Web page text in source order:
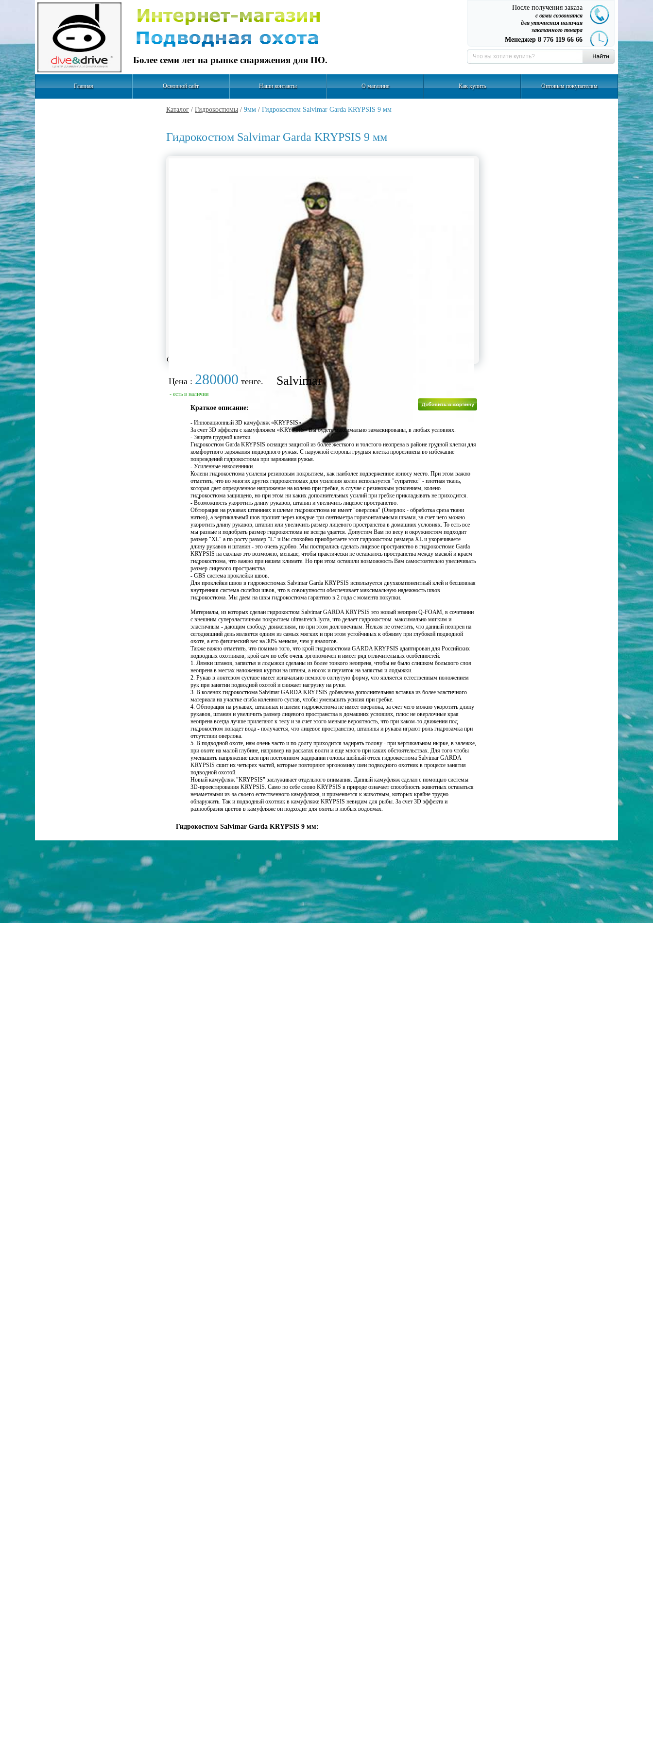
После получения заказа
с вами созвонятся
для уточнения наличия
заказанного товара
Менеджер 8 776 119 66 66
Более семи лет на рынке снаряжения для ПО.
Главная Основной сайт Наши контакты О магазине Как купить Оптовым покупателям
Каталог / Гидрокостюмы / 9мм / Гидрокостюм Salvimar Garda KRYPSIS 9 мм
Гидрокостюм Salvimar Garda KRYPSIS 9 мм
фотографии не загружены.
Краткое описание:
- Инновационный 3D камуфляж «KRYPSIS»
За счет 3D эффекта с камуфляжем «KRYPSIS» Вы будете максимально замаскированы, в любых условиях.
- Защита грудной клетки.
Гидрокостюм Garda KRYPSIS оснащен защитой из более жесткого и толстого неопрена в районе грудной клетки для
комфортного заряжания подводного ружья. С наружной стороны грудная клетка прорезинена во избежание
повреждений гидрокостюма при заряжании ружья.
- Усиленные наколенники.
Колени гидрокостюма усилены резиновым покрытием, как наиболее подверженное износу место. При этом важно
отметить, что во многих других гидрокостюмах для усиления колен используется "супратекс" - плотная ткань,
которая дает определенное напряжение на колено при гребке, в случае с резиновым усилением, колено
гидрокостюма защищено, но при этом ни каких дополнительных усилий при гребке прикладывать не приходится.
- Возможность укоротить длину рукавов, штанин и увеличить лицевое пространство.
Обтюрация на рукавах штанинах и шлеме гидрокостюма не имеет "оверлока" (Оверлок - обработка среза ткани
нитью), а вертикальный шов прошит через каждые три сантиметра горизонтальными швами, за счет чего можно
укоротить длину рукавов, штанин или увеличить размер лицевого пространства в домашних условиях. То есть все
мы разные и подобрать размер гидрокостюма не всегда удается. Допустим Вам по весу и окружностям подходит
размер "XL" а по росту размер "L" и Вы спокойно приобретаете этот гидрокостюм размера XL и укорачиваете
длину рукавов и штанин - это очень удобно. Мы постарались сделать лицевое пространство в гидрокостюме Garda
KRYPSIS на сколько это возможно, меньше, чтобы практически не оставалось пространства между маской и краем
гидрокостюма, что важно при нашем климате. Но при этом оставили возможность Вам самостоятельно увеличивать
размер лицевого пространства.
- GBS система проклейки швов.
Для проклейки швов в гидрокостюмах Salvimar Garda KRYPSIS используется двухкомпонентный клей и бесшовная
внутренняя система склейки швов, что в совокупности обеспечивает максимальную надежность швов
гидрокостюма. Мы даем на швы гидрокостюма гарантию в 2 года с момента покупки.
Материалы, из которых сделан гидрокостюм Salvimar GARDA KRYPSIS это новый неопрен Q-FOAM, в сочетании
с внешним суперэластичным покрытием ultrastretch-lycra, что делает гидрокостюм максимально мягким и
эластичным - дающим свободу движениям, но при этом долговечным. Нельзя не отметить, что данный неопрен на
сегодняшний день является одним из самых мягких и при этом устойчивых к обжиму при глубокой подводной
охоте, а его физический вес на 30% меньше, чем у аналогов.
Также важно отметить, что помимо того, что крой гидрокостюма GARDA KRYPSIS адаптирован для Российских
подводных охотников, крой сам по себе очень эргономичен и имеет ряд отличительных особенностей:
1. Лямки штанов, запястья и лодыжки сделаны из более тонкого неопрена, чтобы не было слишком большого слоя
неопрена в местах наложения куртки на штаны, а носок и перчаток на запястья и лодыжки.
2. Рукав в локтевом суставе имеет изначально немного согнутую форму, что является естественным положением
рук при занятии подводной охотой и снижает нагрузку на руки.
3. В коленях гидрокостюма Salvimar GARDA KRYPSIS добавлена дополнительная вставка из более эластичного
материала на участке сгиба коленного сустав, чтобы уменьшить усилия при гребке.
4. Обтюрация на рукавах, штанинах и шлеме гидрокостюма не имеет оверлока, за счет чего можно укоротить длину
рукавов, штанин и увеличить размер лицевого пространства в домашних условиях, плюс не оверлочные края
неопрена всегда лучше прилегают к телу и за счет этого меньше вероятность, что при каком-то движении под
гидрокостюм попадет вода - получается, что лицевое пространство, штанины и рукава играют роль гидрозамка при
отсутствии оверлока.
5. В подводной охоте, нам очень часто и по долгу приходится задирать голову - при вертикальном нырке, в залежке,
при охоте на малой глубине, например на раскатах волги и еще много при каких обстоятельствах. Для того чтобы
уменьшить напряжение шеи при постоянном задирании головы шейный отсек гидрокостюма Salvimar GARDA
KRYPSIS сшит их четырех частей, которые повторяют эргономику шеи подводного охотник в процессе занятия
подводной охотой.
Новый камуфляж "KRYPSIS" заслуживает отдельного внимания. Данный камуфляж сделан с помощью системы
3D-проектирования KRYPSIS. Само по себе слово KRYPSIS в природе означает способность животных оставаться
незаметными из-за своего естественного камуфляжа, и применяется к животным, которых крайне трудно
обнаружить. Так и подводный охотник в камуфляже KRYPSIS невидим для рыбы. За счет 3D эффекта и
разнообразия цветов в камуфляже он подходит для охоты в любых водоемах.
Цена : 280000 тенге. Salvimar
- есть в наличии
Гидрокостюм Salvimar Garda KRYPSIS 9 мм: